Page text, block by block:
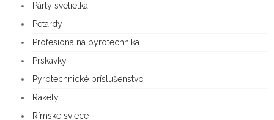
Párty svetielka
Petardy
Profesionálna pyrotechnika
Prskavky
Pyrotechnické príslušenstvo
Rakety
Rímske sviece